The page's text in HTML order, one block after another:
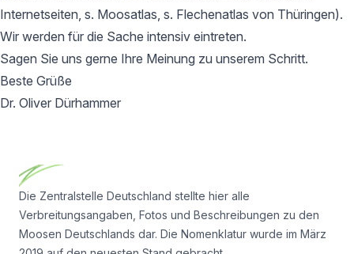
Internetseiten, s. Moosatlas, s. Flechenatlas von Thüringen).
Wir werden für die Sache intensiv eintreten.
Sagen Sie uns gerne Ihre Meinung zu unserem Schritt.
Beste Grüße
Dr. Oliver Dürhammer
Die Zentralstelle Deutschland stellte hier alle
Verbreitungsangaben, Fotos und Beschreibungen zu den
Moosen Deutschlands dar. Die Nomenklatur wurde im März